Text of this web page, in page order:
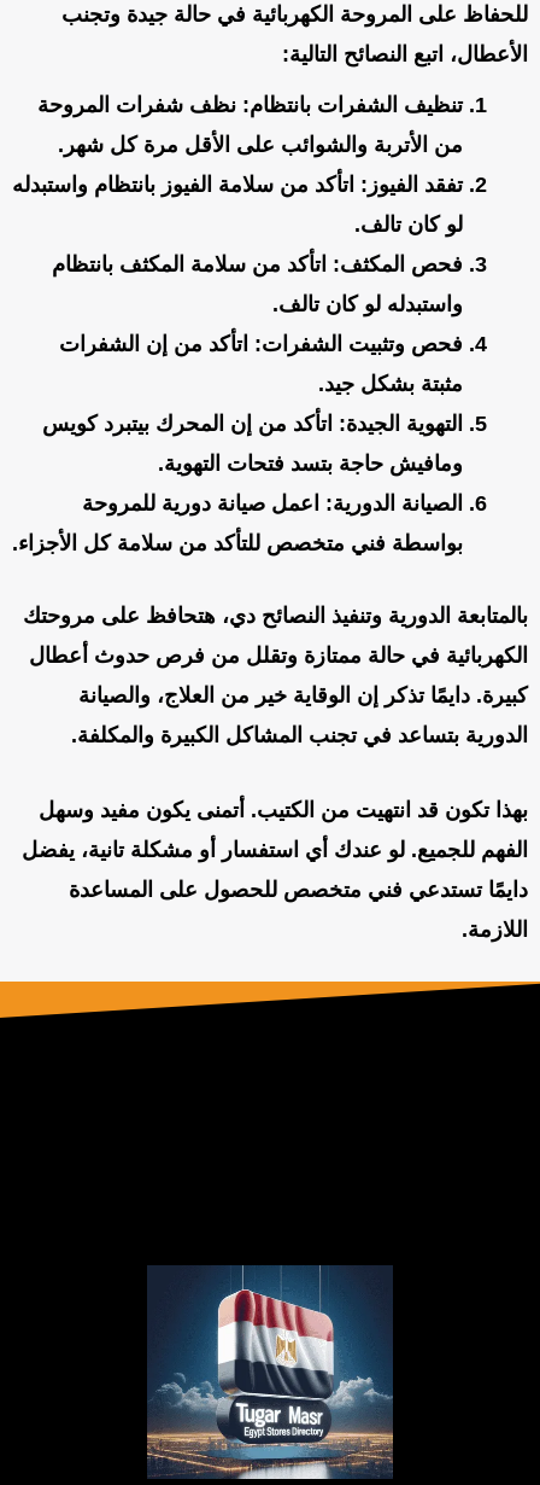
للحفاظ على المروحة الكهربائية في حالة جيدة وتجنب
الأعطال، اتبع النصائح التالية:
تنظيف الشفرات بانتظام: نظف شفرات المروحة
من الأتربة والشوائب على الأقل مرة كل شهر.
تفقد الفيوز : اتأكد من سلامة الفيوز بانتظام واستبدله
لو كان تالف.
فحص المكثف: اتأكد من سلامة المكثف بانتظام
واستبدله لو كان تالف.
فحص وتثبيت الشفرات: اتأكد من إن الشفرات
مثبتة بشكل جيد.
التهوية الجيدة: اتأكد من إن المحرك بيتبرد كويس
ومافيش حاجة بتسد فتحات التهوية.
الصيانة الدورية: اعمل صيانة دورية للمروحة
بواسطة فني متخصص للتأكد من سلامة كل الأجزاء.
بالمتابعة الدورية وتنفيذ النصائح دي، هتحافظ على مروحتك
الكهربائية في حالة ممتازة وتقلل من فرص حدوث أعطال
كبيرة. دايمًا تذكر إن الوقاية خير من العلاج، والصيانة
الدورية بتساعد في تجنب المشاكل الكبيرة والمكلفة.
بهذا تكون قد انتهيت من الكتيب. أتمنى يكون مفيد وسهل
الفهم للجميع. لو عندك أي استفسار أو مشكلة تانية، يفضل
دايمًا تستدعي فني متخصص للحصول على المساعدة
اللازمة.